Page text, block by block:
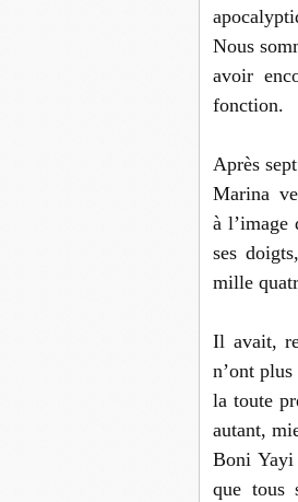
Nous
avoir
fonction.
Après
Marina
à l’image
ses
mille
Il avait,
n’ont
la toute
autant,
Boni Yayi
que tous